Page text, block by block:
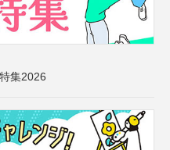
集2026